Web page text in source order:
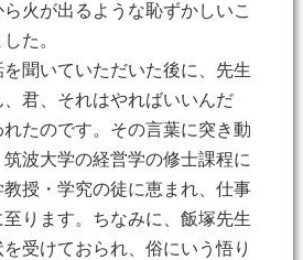
火が出るような恥ずかしいこ
た。
を聞いていただいた後に、先生
君、それはやればいいんだ
たのです。その言葉に突き動
波大学の経営学の修士課程に
授・学究の徒に恵まれ、仕事
ります。ちなみに、飯塚先生
受けておられ、俗にいう悟り